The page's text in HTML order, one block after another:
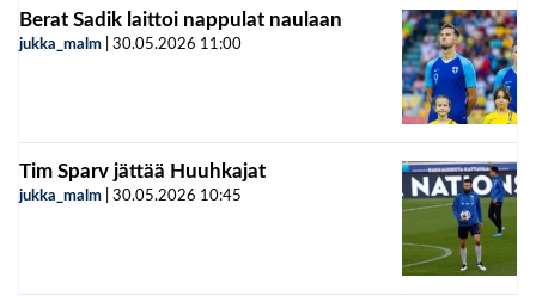
Berat Sadik laittoi nappulat naulaan
jukka_malm 30.05.2026 11:00
Tim Sparv jättää Huuhkajat
jukka_malm 30.05.2026 10:45